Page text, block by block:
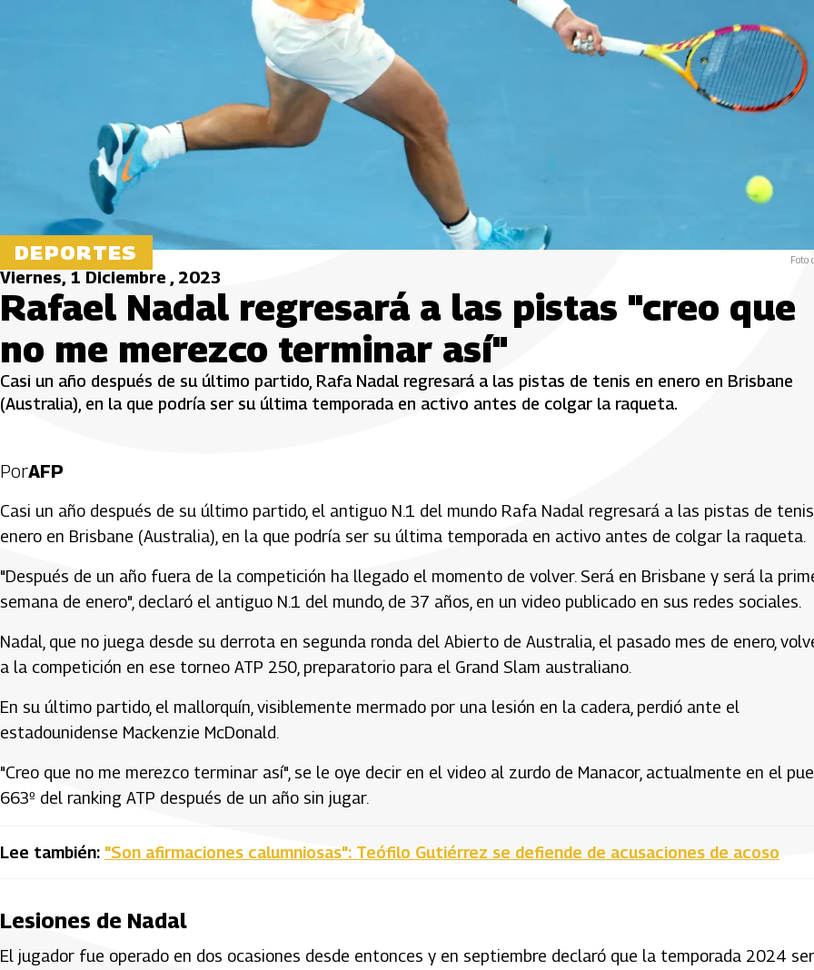
DEPORTES Foto
Viernes, 1 Diciembre , 2023
Rafael Nadal regresará a las pistas "creo que
no me merezco terminar así"
Casi un año después de su último partido, Rafa Nadal regresará a las pistas de tenis en enero en Brisbane
(Australia), en la que podría ser su última temporada en activo antes de colgar la raqueta.
PorAFP
Casi un año después de su último partido, el antiguo N.1 del mundo Rafa Nadal regresará a las pistas de
enero en Brisbane (Australia), en la que podría ser su última temporada en activo antes de colgar la raqueta.
"Después de un año fuera de la competición ha llegado el momento de volver. Será en Brisbane y será la
semana de enero", declaró el antiguo N.1 del mundo, de 37 años, en un video publicado en sus redes sociales.
Nadal, que no juega desde su derrota en segunda ronda del Abierto de Australia, el pasado mes de enero,
a la competición en ese torneo ATP 250, preparatorio para el Grand Slam australiano.
En su último partido, el mallorquín, visiblemente mermado por una lesión en la cadera, perdió ante el
estadounidense Mackenzie McDonald.
"Creo que no me merezco terminar así", se le oye decir en el video al zurdo de Manacor, actualmente en el
663º del ranking ATP después de un año sin jugar.
Lee también: "Son afirmaciones calumniosas": Teófilo Gutiérrez se defiende de acusaciones de acoso
Lesiones de Nadal
El jugador fue operado en dos ocasiones desde entonces y en septiembre declaró que la temporada 2024